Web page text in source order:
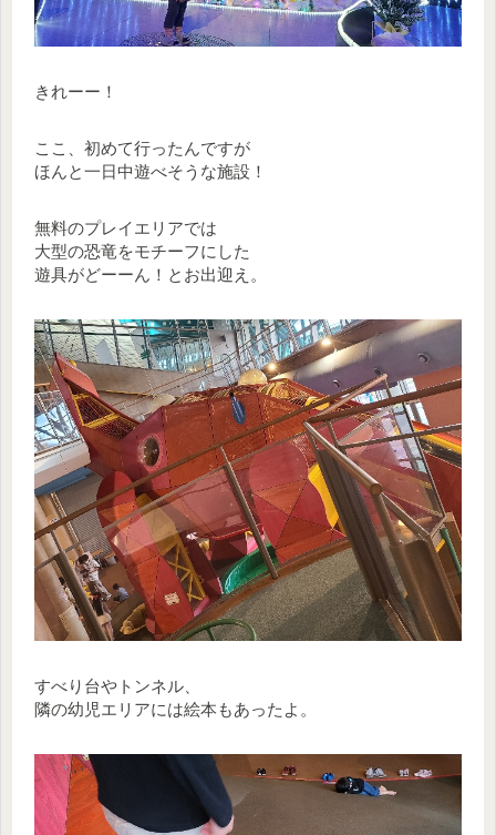
きれーー！
ここ、初めて行ったんですが
ほんと一日中遊べそうな施設！
無料のプレイエリアでは
大型の恐竜をモチーフにした
遊具がどーーん！とお出迎え。
すべり台やトンネル、
隣の幼児エリアには絵本もあったよ。